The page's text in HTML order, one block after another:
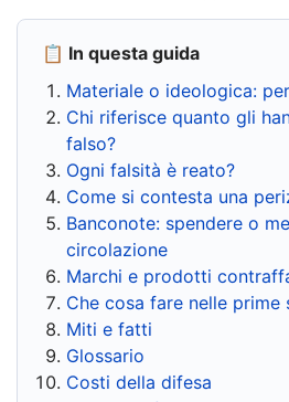
📋 In questa guida
Materiale o ideologica:
Chi riferisce quanto gli
falso?
Ogni falsità è reato?
Come si contesta una
Banconote: spendere o
circolazione
Marchi e prodotti
Che cosa fare nelle prime
Miti e fatti
Glossario
Costi della difesa